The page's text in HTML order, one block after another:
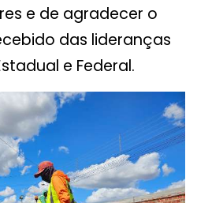
e de agradecer o
das lideranças
e Federal.